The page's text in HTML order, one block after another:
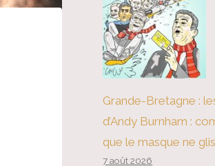
Grande-Bretagne :
d’Andy Burnham :
que le masque ne
7 août 2026